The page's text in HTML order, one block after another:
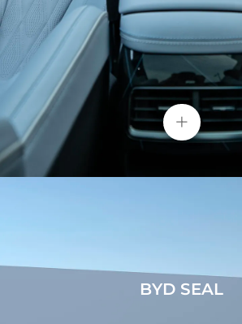
Rines con diseño afilado
BYD SEAL ofrece dos estilos
Entre ellos, el rin de 18
elementos intrigantes y la
pequeño que aumenta la vitalidad
El rin de precisión Blade de 19
estructura simple y capaz. La
+
BYD SEAL